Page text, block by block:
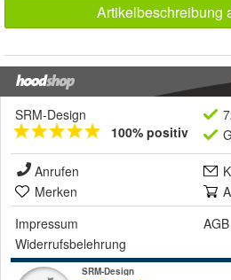
Artikelbeschreibung
SRM-Design
100% positiv
Anrufen
Merken
Impressum
AGB
Widerrufsbelehrung